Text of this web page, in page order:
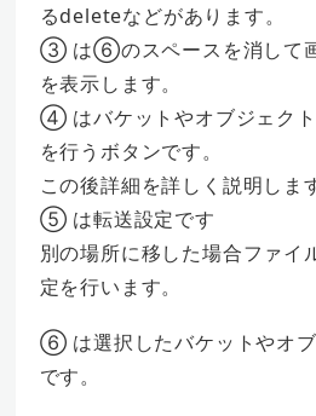
るdeleteなどがあります。
③ は⑥のスペースを消して
を表示します。
④ はバケットやオブジェク
を行うボタンです。
この後詳細を詳しく説明しま
⑤ は転送設定です
別の場所に移した場合ファイ
定を行います。
⑥ は選択したバケットやオ
です。